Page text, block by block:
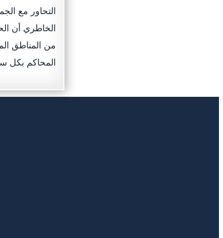
التحاور مع
الخاطري أن
من المناطق
المحاكم بكل